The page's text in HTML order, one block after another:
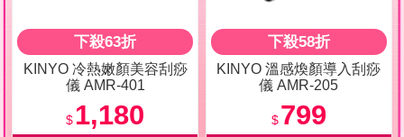
下殺63折
KINYO 冷熱嫩顏美容刮痧
儀 AMR-401
$ 1,180
下殺58折
KINYO 溫感煥顏導入刮痧
儀 AMR-205
$799